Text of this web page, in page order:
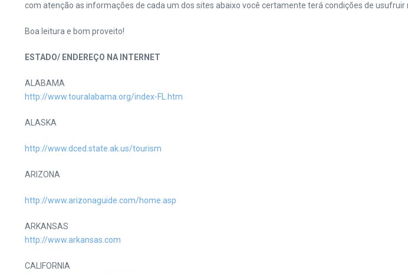
com atenção as informações de cada um dos sites abaixo você certamente terá condições de usufruir
Boa leitura e bom proveito!
ESTADO/ ENDEREÇO NA INTERNET
ALABAMA
http://www.touralabama.org/index-FL.htm
ALASKA
http://www.dced.state.ak.us/tourism
ARIZONA
http://www.arizonaguide.com/home.asp
ARKANSAS
http://www.arkansas.com
CALIFORNIA